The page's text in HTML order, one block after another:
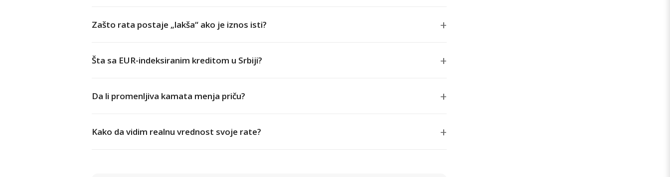
Zašto rata postaje „lakša“ ako je iznos isti?
Šta sa EUR-indeksiranim kreditom u Srbiji?
Da li promenljiva kamata menja priču?
Kako da vidim realnu vrednost svoje rate?